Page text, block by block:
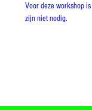
Voor deze workshop
zijn niet nodig.